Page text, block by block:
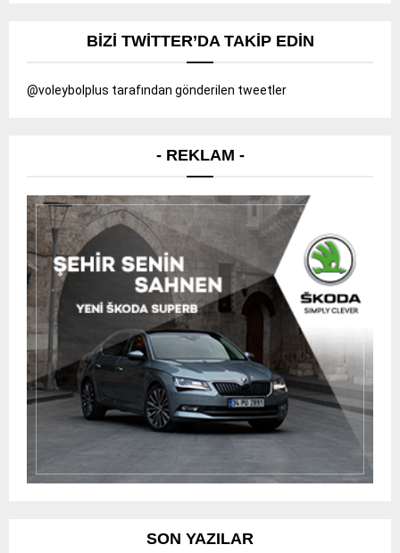
BIZI TWITTER’DA TAKIP EDIN
@voleybolplus tarafından gönderilen tweetler
- REKLAM -
SON YAZILAR